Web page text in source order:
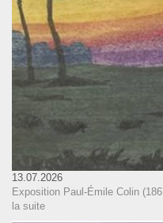
13.07.2026
Exposition Paul-Émile Colin
la suite